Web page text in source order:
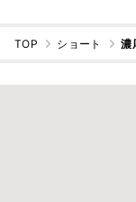
TOP ショート 濃